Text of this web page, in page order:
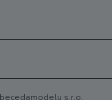
s.r.o.